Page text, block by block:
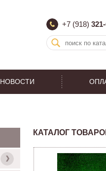
+7 (918)
НОВОСТИ
КАТАЛОГ